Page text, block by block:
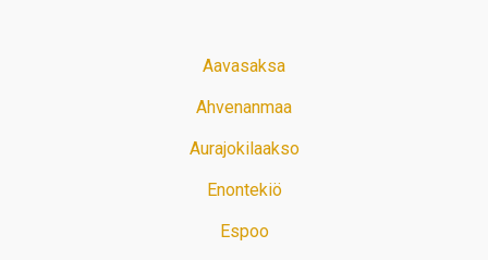
Aavasaksa
Ahvenanmaa
Aurajokilaakso
Enontekiö
Espoo